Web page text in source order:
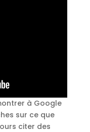
à Google
sur ce que
citer des